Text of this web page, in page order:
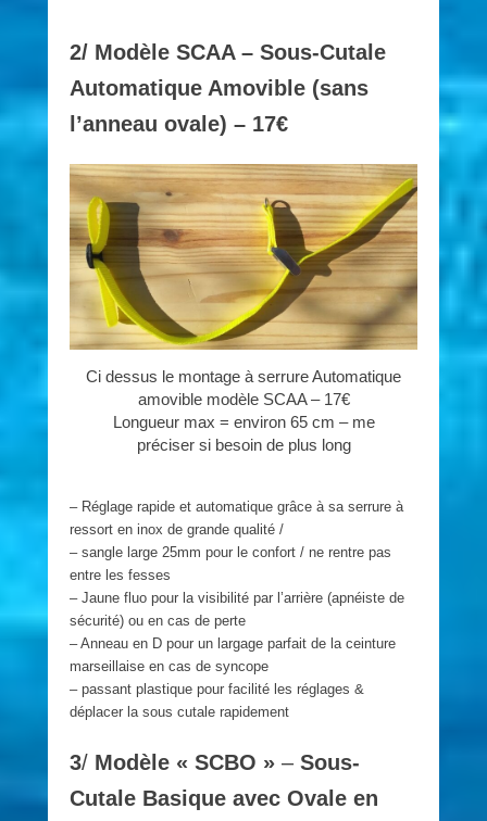
2/ Modèle SCAA – Sous-Cutale
Automatique Amovible (sans
l’anneau ovale) – 17€
Ci dessus le montage à serrure Automatique
amovible modèle SCAA – 17€
Longueur max = environ 65 cm – me
préciser si besoin de plus long
– Réglage rapide et automatique grâce à sa serrure à
ressort en inox de grande qualité /
– sangle large 25mm pour le confort / ne rentre pas
entre les fesses
– Jaune fluo pour la visibilité par l’arrière (apnéiste de
sécurité) ou en cas de perte
– Anneau en D pour un largage parfait de la ceinture
marseillaise en cas de syncope
– passant plastique pour facilité les réglages &
déplacer la sous cutale rapidement
3/ Modèle « SCBO » – Sous-
Cutale Basique avec Ovale en